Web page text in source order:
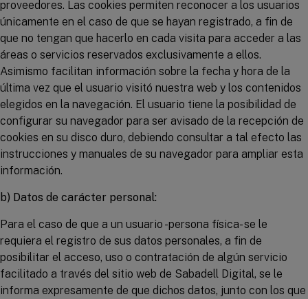
proveedores. Las cookies permiten reconocer a los usuarios
únicamente en el caso de que se hayan registrado, a fin de
que no tengan que hacerlo en cada visita para acceder a las
áreas o servicios reservados exclusivamente a ellos.
Asimismo facilitan información sobre la fecha y hora de la
última vez que el usuario visitó nuestra web y los contenidos
elegidos en la navegación. El usuario tiene la posibilidad de
configurar su navegador para ser avisado de la recepción de
cookies en su disco duro, debiendo consultar a tal efecto las
instrucciones y manuales de su navegador para ampliar esta
información.
b) Datos de carácter personal:
Para el caso de que a un usuario -persona física- se le
requiera el registro de sus datos personales, a fin de
posibilitar el acceso, uso o contratación de algún servicio
facilitado a través del sitio web de Sabadell Digital, se le
informa expresamente de que dichos datos, junto con los que